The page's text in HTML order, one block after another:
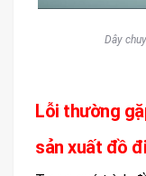
Dây
Lỗi thường
sản xuất đồ